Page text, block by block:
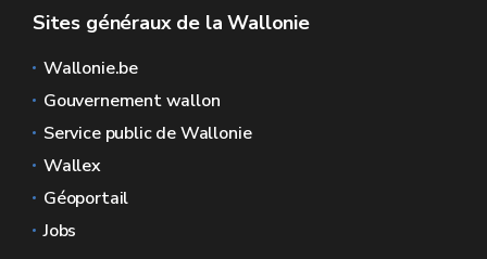
Sites généraux de la Wallonie
Wallonie.be
Gouvernement wallon
Service public de Wallonie
Wallex
Géoportail
Jobs